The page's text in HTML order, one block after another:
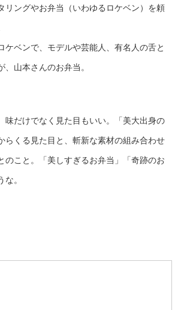
リングやお弁当（いわゆるロケベン）を頼
ケベンで、モデルや芸能人、有名人の舌と
山本さんのお弁当。
味だけでなく見た目もいい。「美大出身の
らくる見た目と、斬新な素材の組み合わせ
のこと。「美しすぎるお弁当」「奇跡のお
。